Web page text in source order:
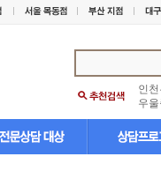
인
우